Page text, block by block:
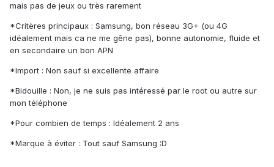
mais pas de jeux ou très rarement
*Critères principaux : Samsung, bon réseau 3G+ (ou 4G
idéalement mais ca ne me gêne pas), bonne autonomie, fluide et
en secondaire un bon APN
*Import : Non sauf si excellente affaire
*Bidouille : Non, je ne suis pas intéressé par le root ou autre sur
mon téléphone
*Pour combien de temps : Idéalement 2 ans
*Marque à éviter : Tout sauf Samsung :D